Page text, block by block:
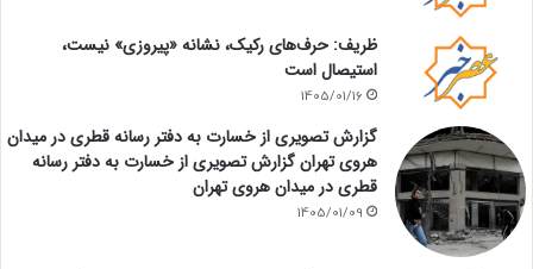
ظریف: حرف‌های رکیک، نشانه «پیروزی» نیست،
استیصال است
1405/01/16
گزارش تصویری از خسارت به دفتر رسانه قطری در میدان
هروی تهران گزارش تصویری از خسارت به دفتر رسانه
قطری در میدان هروی تهران
1405/01/09